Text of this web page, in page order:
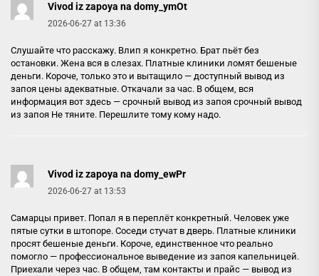
Vivod iz zapoya na domy_ymOt
2026-06-27 at 13:36
Слушайте что расскажу. Влип я конкретно. Брат пьёт без
остановки. Жена вся в слезах. Платные клиники ломят бешеные
деньги. Короче, только это и вытащило — доступный вывод из
запоя цены адекватные. Откачали за час. В общем, вся
информация вот здесь — срочный вывод из запоя срочный вывод
из запоя Не тяните. Перешлите тому кому надо.
Vivod iz zapoya na domy_ewPr
2026-06-27 at 13:53
Самарцы привет. Попал я в переплёт конкретный. Человек уже
пятые сутки в штопоре. Соседи стучат в дверь. Платные клиники
просят бешеные деньги. Короче, единственное что реально
помогло — профессиональное выведение из запоя капельницей.
Приехали через час. В общем, там контакты и прайс — вывод из